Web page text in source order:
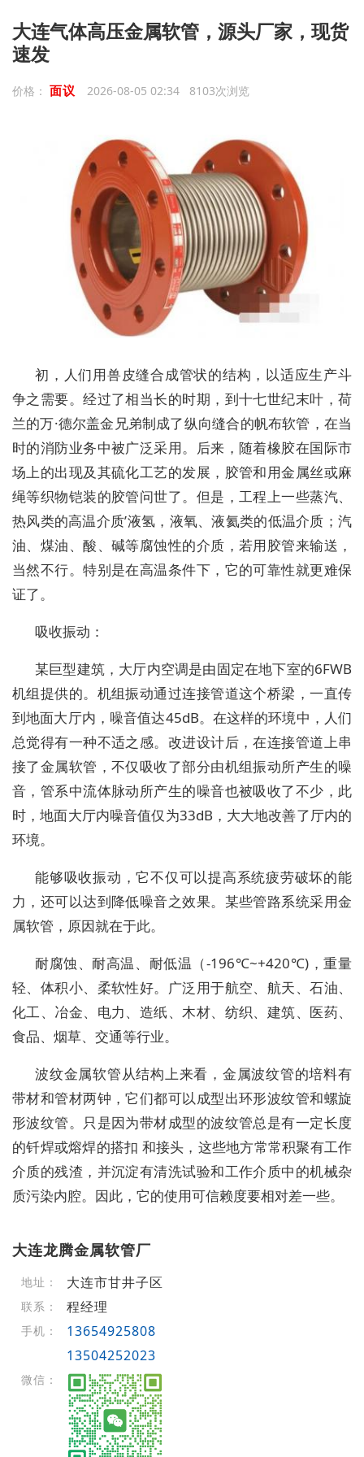
大连气体高压金属软管，源头厂家，现货
速发
价格： 面议 2026-08-05 02:34 8103次浏览
初，人们用兽皮缝合成管状的结构，以适应生产斗
争之需要。经过了相当长的时期，到十七世纪末叶，荷
兰的万·德尔盖金兄弟制成了纵向缝合的帆布软管，在当
时的消防业务中被广泛采用。后来，随着橡胶在国际市
场上的出现及其硫化工艺的发展，胶管和用金属丝或麻
绳等织物铠装的胶管问世了。但是，工程上一些蒸汽、
热风类的高温介质’液氢，液氧、液氦类的低温介质；汽
油、煤油、酸、碱等腐蚀性的介质，若用胶管来输送，
当然不行。特别是在高温条件下，它的可靠性就更难保
证了。
吸收振动：
某巨型建筑，大厅内空调是由固定在地下室的6FWB
机组提供的。机组振动通过连接管道这个桥梁，一直传
到地面大厅内，噪音值达45dB。在这样的环境中，人们
总觉得有一种不适之感。改进设计后，在连接管道上串
接了金属软管，不仅吸收了部分由机组振动所产生的噪
音，管系中流体脉动所产生的噪音也被吸收了不少，此
时，地面大厅内噪音值仅为33dB，大大地改善了厅内的
环境。
能够吸收振动，它不仅可以提高系统疲劳破坏的能
力，还可以达到降低噪音之效果。某些管路系统采用金
属软管，原因就在于此。
耐腐蚀、耐高温、耐低温（-196℃~+420℃)，重量
轻、体积小、柔软性好。广泛用于航空、航天、石油、
化工、冶金、电力、造纸、木材、纺织、建筑、医药、
食品、烟草、交通等行业。
波纹金属软管从结构上来看，金属波纹管的培料有
带材和管材两钟，它们都可以成型出环形波纹管和螺旋
形波纹管。只是因为带材成型的波纹管总是有一定长度
的钎焊或熔焊的搭扣 和接头，这些地方常常积聚有工作
介质的残渣，并沉淀有清洗试验和工作介质中的机械杂
质污染内腔。因此，它的使用可信赖度要相对差一些。
大连龙腾金属软管厂
地址： 大连市甘井子区
联系： 程经理
手机：
13654925808
13504252023
微信：